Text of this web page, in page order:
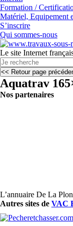
Formation /
Matériel, Equipement
S’inscrire
Qui sommes-nous
Le site Internet
Aquatrav
Nos partenaires
L’annuaire De La
Autres sites de VAC